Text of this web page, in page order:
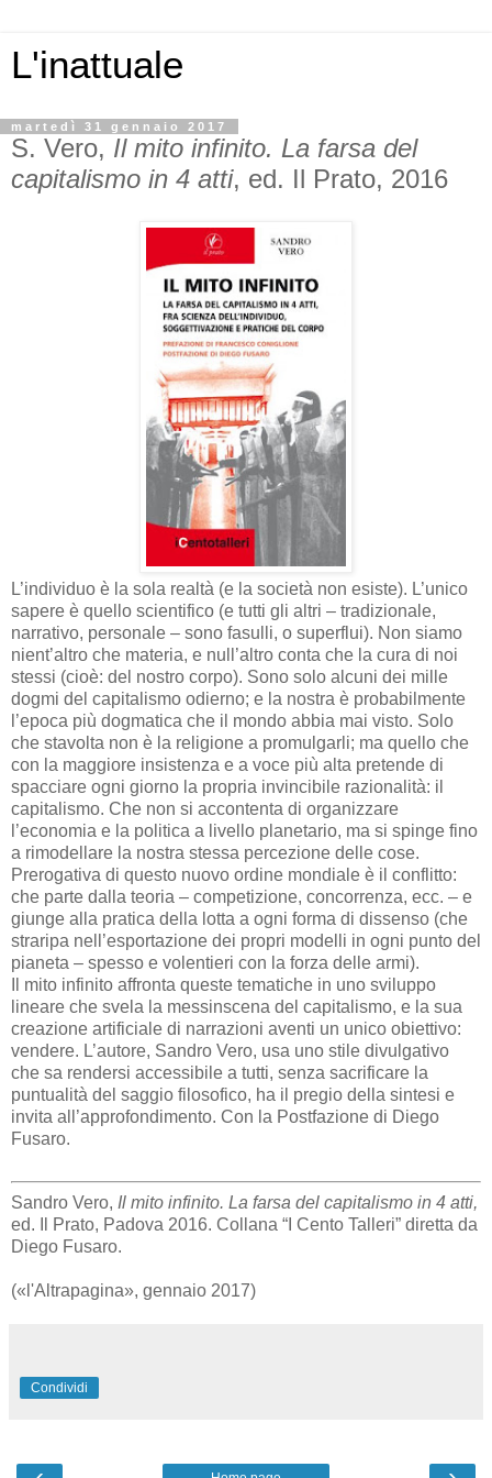
L'inattuale
martedì 31 gennaio 2017
S. Vero, Il mito infinito. La farsa del
capitalismo in 4 atti, ed. Il Prato, 2016
L’individuo è la sola realtà (e la società non esiste). L’unico
sapere è quello scientifico (e tutti gli altri – tradizionale,
narrativo, personale – sono fasulli, o superflui). Non siamo
nient’altro che materia, e null’altro conta che la cura di noi
stessi (cioè: del nostro corpo). Sono solo alcuni dei mille
dogmi del capitalismo odierno; e la nostra è probabilmente
l’epoca più dogmatica che il mondo abbia mai visto. Solo
che stavolta non è la religione a promulgarli; ma quello che
con la maggiore insistenza e a voce più alta pretende di
spacciare ogni giorno la propria invincibile razionalità: il
capitalismo. Che non si accontenta di organizzare
l’economia e la politica a livello planetario, ma si spinge fino
a rimodellare la nostra stessa percezione delle cose.
Prerogativa di questo nuovo ordine mondiale è il conflitto:
che parte dalla teoria – competizione, concorrenza, ecc. – e
giunge alla pratica della lotta a ogni forma di dissenso (che
straripa nell’esportazione dei propri modelli in ogni punto del
pianeta – spesso e volentieri con la forza delle armi).
Il mito infinito affronta queste tematiche in uno sviluppo
lineare che svela la messinscena del capitalismo, e la sua
creazione artificiale di narrazioni aventi un unico obiettivo:
vendere. L’autore, Sandro Vero, usa uno stile divulgativo
che sa rendersi accessibile a tutti, senza sacrificare la
puntualità del saggio filosofico, ha il pregio della sintesi e
invita all’approfondimento. Con la Postfazione di Diego
Fusaro.
Sandro Vero, Il mito infinito. La farsa del capitalismo in 4 atti,
ed. Il Prato, Padova 2016. Collana “I Cento Talleri” diretta da
Diego Fusaro.
(«l'Altrapagina», gennaio 2017)
Condividi